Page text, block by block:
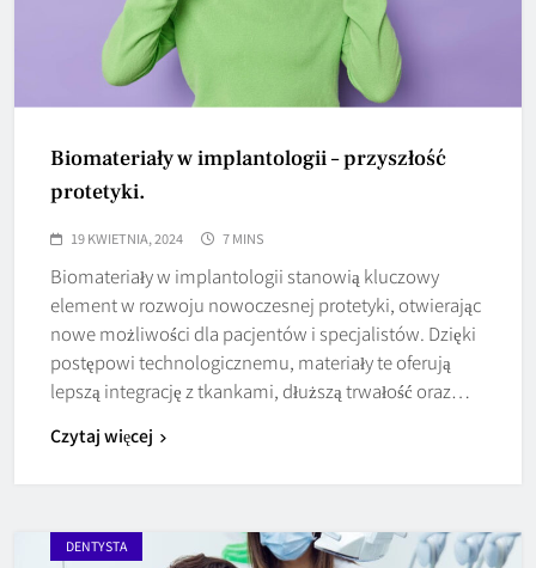
Biomateriały w implantologii – przyszłość
protetyki.
19 KWIETNIA, 2024 7 MINS
Biomateriały w implantologii stanowią kluczowy
element w rozwoju nowoczesnej protetyki, otwierając
nowe możliwości dla pacjentów i specjalistów. Dzięki
postępowi technologicznemu, materiały te oferują
lepszą integrację z tkankami, dłuższą trwałość oraz…
Czytaj więcej
DENTYSTA